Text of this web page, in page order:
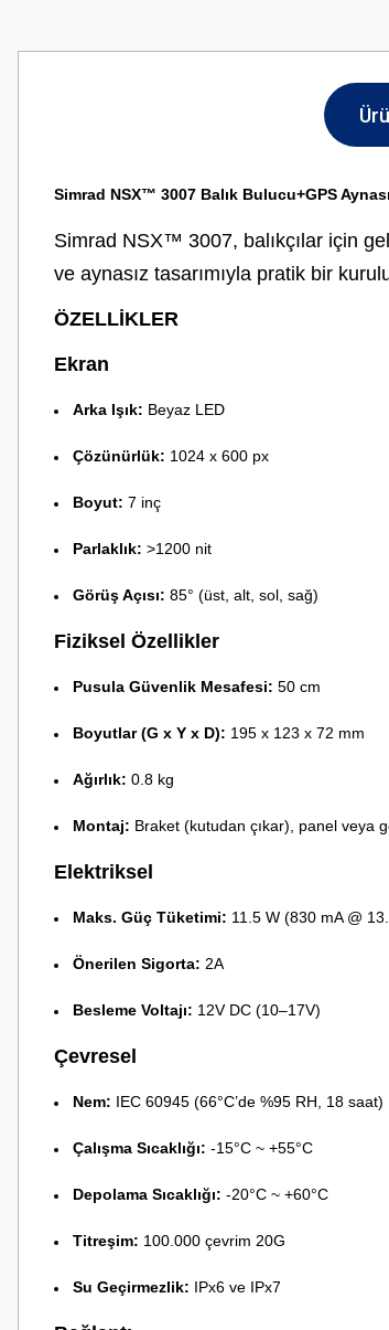
Simrad NSX™ 3007 Balık Bulucu+GPS
Simrad NSX™ 3007, balıkçılar için
ve aynasız tasarımıyla pratik bir
ÖZELLİKLER
Ekran
Arka Işık: Beyaz LED
Çözünürlük: 1024 x 600 px
Boyut: 7 inç
Parlaklık: >1200 nit
Görüş Açısı: 85° (üst, alt, sol, sağ)
Fiziksel Özellikler
Pusula Güvenlik Mesafesi: 50 cm
Boyutlar (G x Y x D): 195 x 123 x 72 mm
Ağırlık: 0.8 kg
Montaj: Braket (kutudan çıkar), panel veya
Elektriksel
Maks. Güç Tüketimi: 11.5 W (830 mA @
Önerilen Sigorta: 2A
Besleme Voltajı: 12V DC (10–17V)
Çevresel
Nem: IEC 60945 (66°C’de %95 RH, 18 saat)
Çalışma Sıcaklığı: -15°C ~ +55°C
Depolama Sıcaklığı: -20°C ~ +60°C
Titreşim: 100.000 çevrim 20G
Su Geçirmezlik: IPx6 ve IPx7